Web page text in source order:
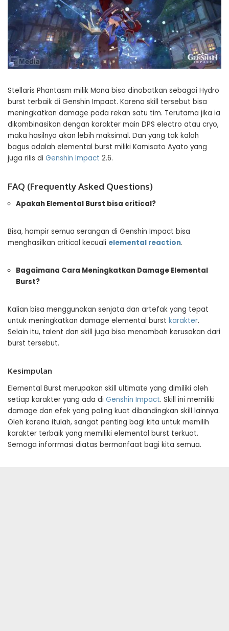
Stellaris Phantasm milik Mona bisa dinobatkan sebagai Hydro
burst terbaik di Genshin Impact. Karena skill tersebut bisa
meningkatkan damage pada rekan satu tim. Terutama jika ia
dikombinasikan dengan karakter main DPS electro atau cryo,
maka hasilnya akan lebih maksimal. Dan yang tak kalah
bagus adalah elemental burst miliki Kamisato Ayato yang
juga rilis di Genshin Impact 2.6.
FAQ (Frequently Asked Questions)
Apakah Elemental Burst bisa critical?
Bisa, hampir semua serangan di Genshin Impact bisa
menghasilkan critical kecuali elemental reaction.
Bagaimana Cara Meningkatkan Damage Elemental
Burst?
Kalian bisa menggunakan senjata dan artefak yang tepat
untuk meningkatkan damage elemental burst karakter.
Selain itu, talent dan skill juga bisa menambah kerusakan dari
burst tersebut.
Kesimpulan
Elemental Burst merupakan skill ultimate yang dimiliki oleh
setiap karakter yang ada di Genshin Impact. Skill ini memiliki
damage dan efek yang paling kuat dibandingkan skill lainnya.
Oleh karena itulah, sangat penting bagi kita untuk memilih
karakter terbaik yang memiliki elemental burst terkuat.
Semoga inforrmasi diatas bermanfaat bagi kita semua.